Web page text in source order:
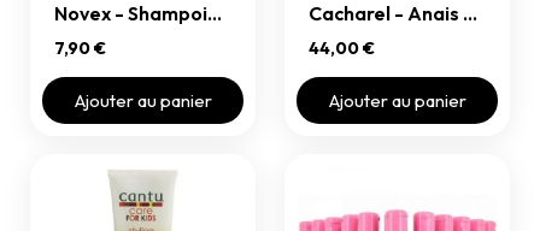
Novex - Shampoing Superfood banane et protéine végétale
7,90 €
Ajouter au panier
Cacharel - Anais Anais
44,00 €
Ajouter au panier